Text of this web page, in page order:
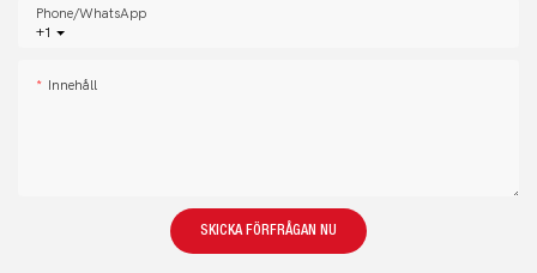
+1
Phone/whatsApp
Innehåll
SKICKA FÖRFRÅGAN NU